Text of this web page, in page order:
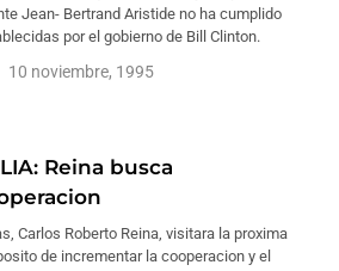
Jean- Bertrand Aristide no ha cumplido
por el gobierno de Bill Clinton.
10 noviembre, 1995
Reina busca
Carlos Roberto Reina, visitara la proxima
de incrementar la cooperacion y el